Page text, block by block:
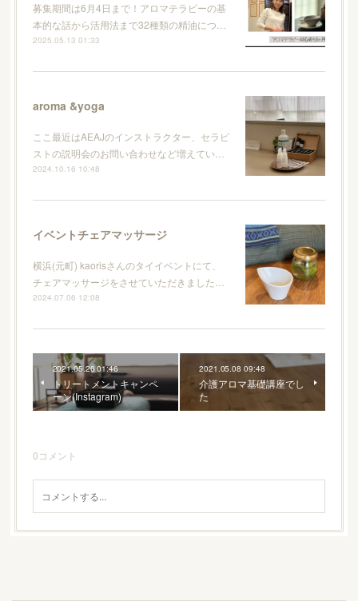
募集期間は6月4日まで！アロマテラピーの基
本的な話から活用法まで32種類の精油につ…
2025.05.13 01:33
aroma &yoga
ここ最近はAEAJのインストラクター、セラピ
ストの説明会のお問い合わせなど増えてい…
2024.10.16 10:48
イベントチェアマッサージ
横浜(元町) kaorisさんのタイイベントにて、
チェアマッサージをさせていただきました…
2024.07.06 12:08
2021.05.26 01:46
トリートメントキャンペ
ーン(Instagram)
2021.05.08 09:48
介護アロマ基礎講座でし
た
0コメント